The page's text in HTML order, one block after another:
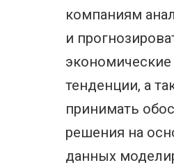
компаниям
и
экономические
тенденции, а
принимать
решения на
данных